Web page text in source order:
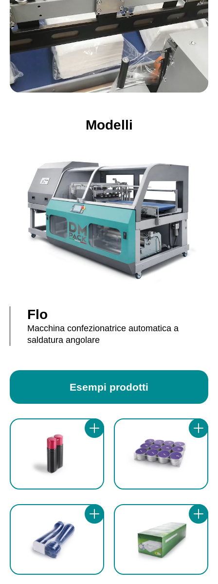
sono dotate dei più avanzati sistemi di
connettività da remoto, che consentono
un’assistenza tecnica rapida ed efficace da
parte dei tecnici specializzati. Inoltre, i
macchinari sono realizzati con componenti
certificati ISO, a garanzia di qualità
costruttiva, sicurezza e durata nel tempo.
Modelli
Flo
Macchina confezionatrice automatica a
saldatura angolare
Esempi prodotti